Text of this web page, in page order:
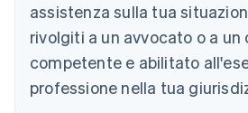
assistenza sulla tua
rivolgiti a un avvocato o a
competente e abilitato
professione nella tua
Canada
EnglishFrançais
Cina continentale
简体中文English
Cipro